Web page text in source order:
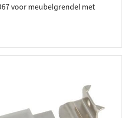
voor meubelgrendel met